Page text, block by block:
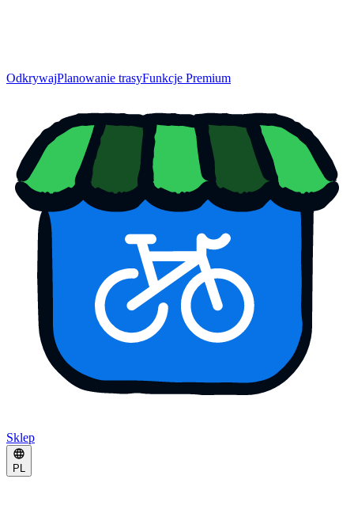
OdkrywajPlanowanie trasyFunkcje Premium
Sklep
PL